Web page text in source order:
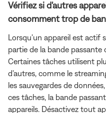
Vérifiez si d'autres
consomment trop de
Lorsqu'un appareil est actif
partie de la bande
Certaines tâches utilisent
d'autres, comme le
les sauvegardes de
ces tâches, la bande
appareils. Désactivez tout